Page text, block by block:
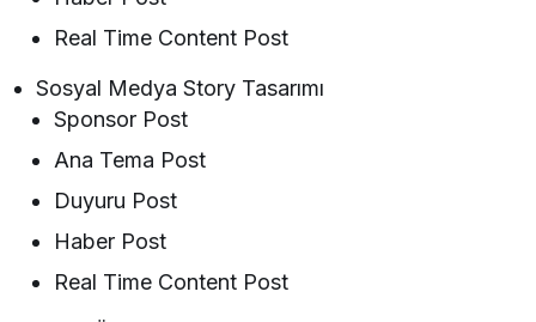
Real Time Content Post
Sosyal Medya Story Tasarımı
Sponsor Post
Ana Tema Post
Duyuru Post
Haber Post
Real Time Content Post